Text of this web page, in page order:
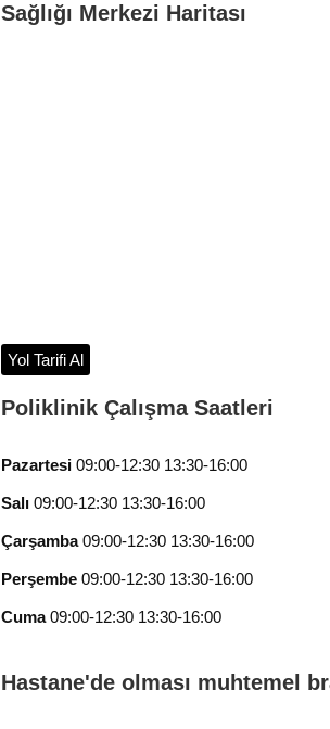
Sağlığı Merkezi Haritası
Yol Tarifi Al
Poliklinik Çalışma Saatleri
Pazartesi09:00-12:30 13:30-16:00
Salı09:00-12:30 13:30-16:00
Çarşamba09:00-12:30 13:30-16:00
Perşembe09:00-12:30 13:30-16:00
Cuma09:00-12:30 13:30-16:00
Hastane'de olması muhtemel